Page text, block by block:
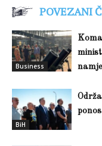
POVEZANI
Business
BiH